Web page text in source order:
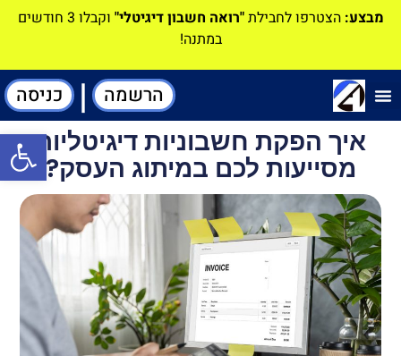
מבצע: הצטרפו לחבילת"רואה חשבון דיגיטלי"
וקבלו 3 חודשים
במתנה!
הרשמה | כניסה
איך הפקת חשבוניות דיגיטליות
מסייעות לכם במיתוג העסק?
פתח